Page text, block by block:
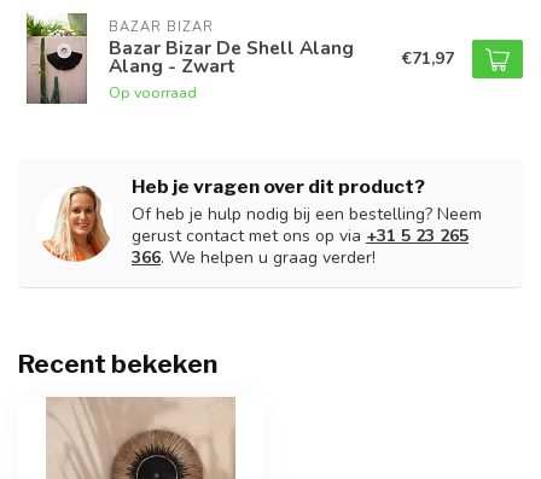
BAZAR BIZAR
Bazar Bizar De Shell Alang
Alang - Zwart
Op voorraad
€71,97
Heb je vragen over dit product?
Of heb je hulp nodig bij een bestelling? Neem
gerust contact met ons op via +31 5 23 265
366. We helpen u graag verder!
Recent bekeken